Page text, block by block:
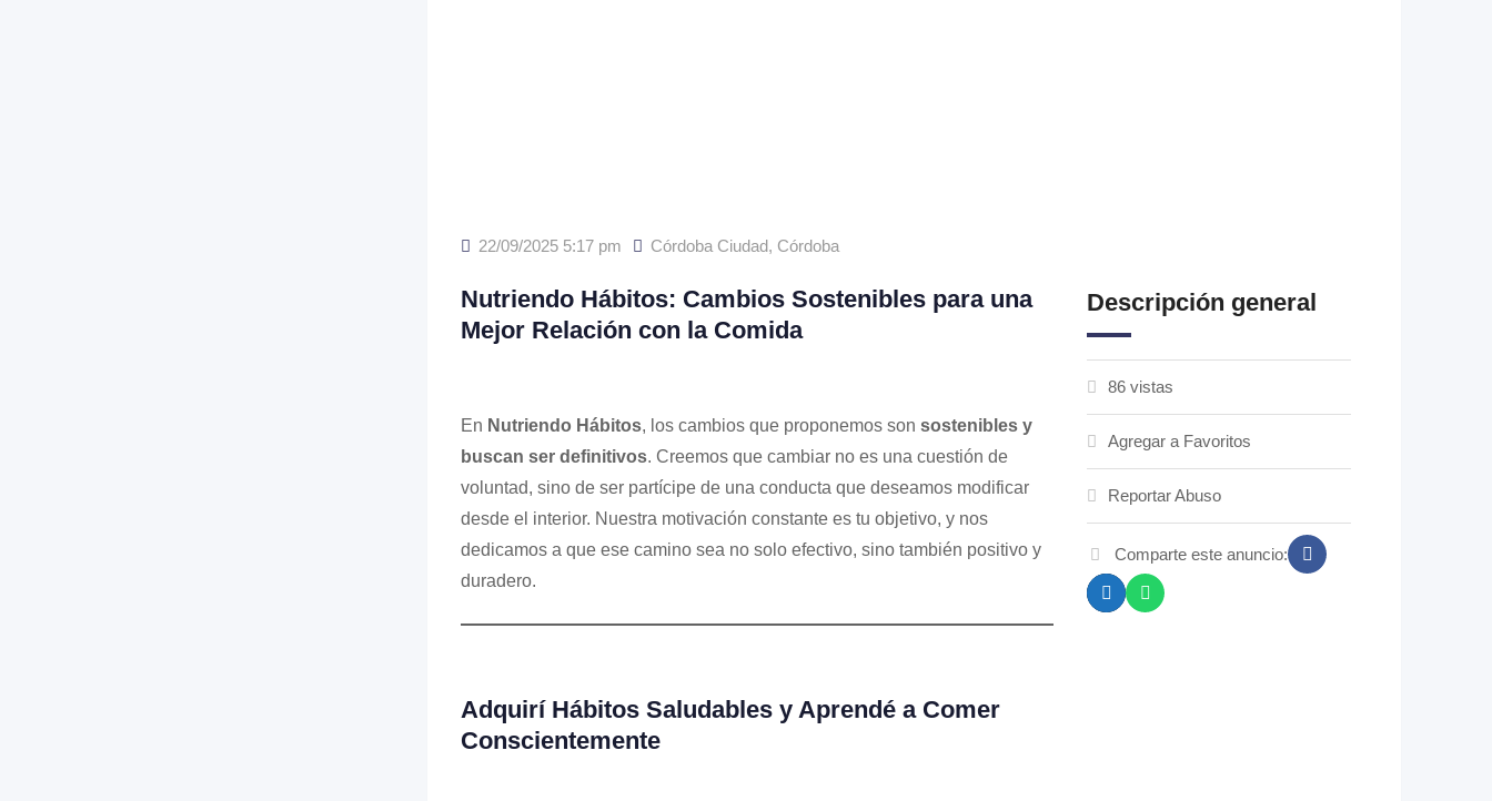
22/09/2025 5:17 pm Córdoba Ciudad, Córdoba
Nutriendo Hábitos: Cambios Sostenibles para una
Mejor Relación con la Comida
En Nutriendo Hábitos, los cambios que proponemos son sostenibles y
buscan ser definitivos. Creemos que cambiar no es una cuestión de
voluntad, sino de ser partícipe de una conducta que deseamos modificar
desde el interior. Nuestra motivación constante es tu objetivo, y nos
dedicamos a que ese camino sea no solo efectivo, sino también positivo y
duradero.
Adquirí Hábitos Saludables y Aprendé a Comer
Conscientemente
Descripción general
86 vistas
Agregar a Favoritos
Reportar Abuso
Comparte este anuncio: